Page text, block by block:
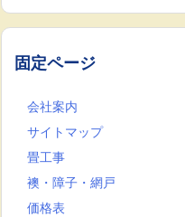
固定ページ
会社案内
サイトマップ
畳工事
襖・障子・網戸
価格表